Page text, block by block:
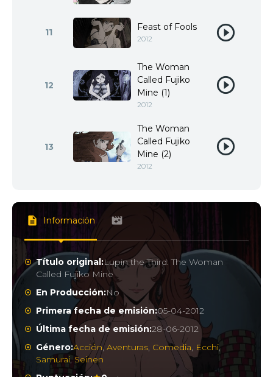
11 Feast of Fools
2012
12
The Woman
Called Fujiko
Mine (1)
2012
13
The Woman
Called Fujiko
Mine (2)
2012
Información
Título original:Lupin the Third: The Woman
Called Fujiko Mine
En Producción:No
Primera fecha de emisión:05-04-2012
Última fecha de emisión:28-06-2012
Género:Acción,Aventuras, Comedia, Ecchi,
Samurai, Seinen